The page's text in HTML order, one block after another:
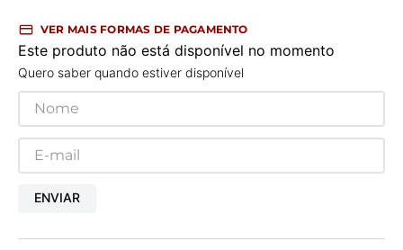
VER MAIS FORMAS DE PAGAMENTO
Este produto não está disponível no momento
Quero saber quando estiver disponível
ENVIAR